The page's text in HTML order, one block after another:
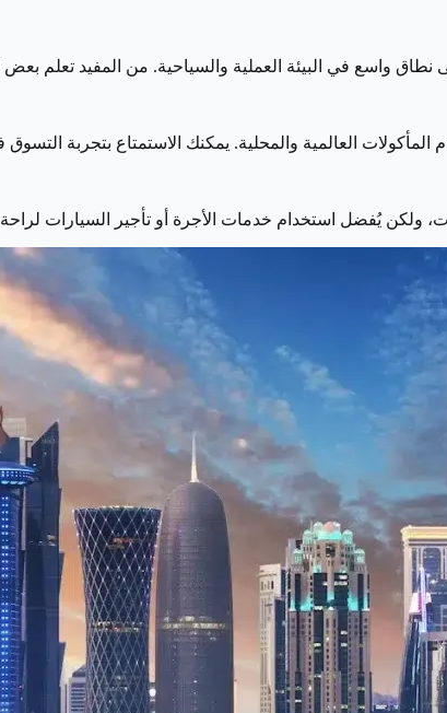
واسع في البيئة العملية والسياحية. من المفيد تعلم
العالمية والمحلية. يمكنك الاستمتاع بتجربة التسوق في
ولكن يُفضل استخدام خدمات الأجرة أو تأجير السيارات لراحة